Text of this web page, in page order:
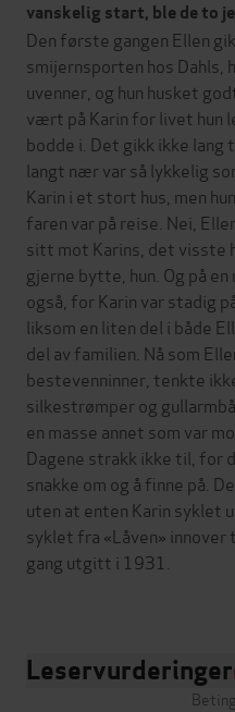
vanskelig start, ble de to
Den første gangen Ellen
smijernsporten hos Dahls,
uvenner, og hun husket
vært på Karin for livet hun
bodde i. Det gikk ikke
langt nær var så lykkelig
Karin i et stort hus, men
faren var på reise. Nei,
sitt mot Karins, det visste
gjerne bytte, hun. Og på
også, for Karin var stadig
liksom en liten del i både
del av familien. Nå som
bestevenninner, tenkte
silkestrømper og
en masse annet som var
Dagene strakk ikke til, for
snakke om og å finne på.
uten at enten Karin syklet
syklet fra «Låven»
gang utgitt i 1931.
Leservurderinger